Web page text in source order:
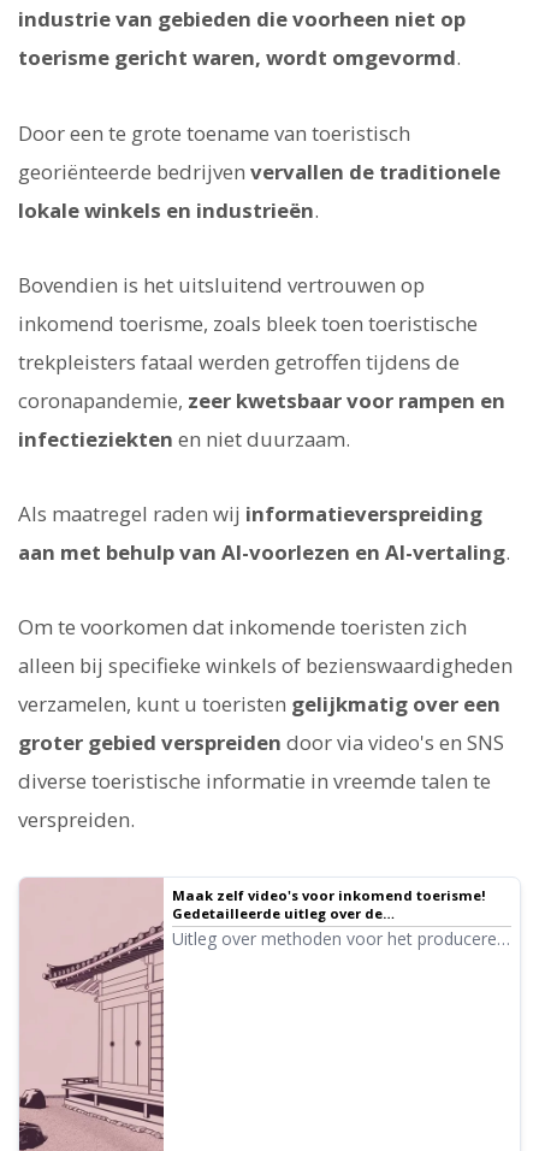
industrie van gebieden die voorheen niet op
toerisme gericht waren, wordt omgevormd.
Door een te grote toename van toeristisch
georiënteerde bedrijven vervallen de traditionele
lokale winkels en industrieën.
Bovendien is het uitsluitend vertrouwen op
inkomend toerisme, zoals bleek toen toeristische
trekpleisters fataal werden getroffen tijdens de
coronapandemie, zeer kwetsbaar voor rampen en
infectieziekten en niet duurzaam.
Als maatregel raden wij informatieverspreiding
aan met behulp van AI-voorlezen en AI-vertaling.
Om te voorkomen dat inkomende toeristen zich
alleen bij specifieke winkels of bezienswaardigheden
verzamelen, kunt u toeristen gelijkmatig over een
groter gebied verspreiden door via video's en SNS
diverse toeristische informatie in vreemde talen te
verspreiden.
Maak zelf video's voor inkomend toerisme!
Gedetailleerde uitleg over de
productiemethode, van vertaling tot audio-
creatie
Uitleg over methoden voor het produceren